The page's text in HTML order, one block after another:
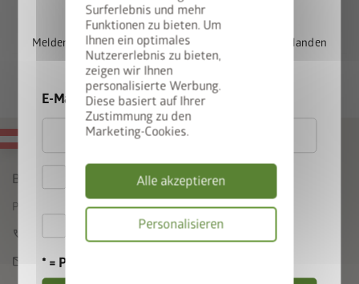
Surferlebnis und mehr
Funktionen zu bieten. Um
Ihnen ein optimales
Nutzererlebnis zu bieten,
zeigen wir Ihnen
personalisierte Werbung.
Diese basiert auf Ihrer
Zustimmung zu den
Marketing-Cookies.
Alle akzeptieren
Personalisieren
Das Biohort SmartBasePLUSist eine Komplettlösung – ein
zusätzlicher ALU-Bodenrahmen bzw. eine zusätzliche ALU-
Bodenplatte sind nicht notwendig.
MADE IN AUSTRIA
Biohort GmbH
Pürnstein 43, A-4120 Neufelden
call +43 7282 / 7788 0
mail office@biohort.at
Melden Sie sich jetzt für unseren Newsletter an und landen
Sie automatisch im Lostopf.
E-Mail
Hiermit akzeptiere ich
dieDatenschutzbestimmungen
Hiermit akzeptiere ich die
Teilnahmebedingungen.
* = Pflichtfeld